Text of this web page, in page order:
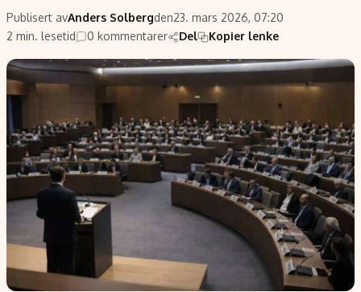
Forskning
Kunstig intelligens
BitCoin
EU-Kommisjonen
Grønt skifte
Personvernerklæring
Brukervilkår
Cookiepolicy
Retningslinjer for rettelser
Redaksjonell policy
Informasjon
Om oss
Publisert avAnders Solbergden23. mars 2026, 07:20
2 min. lesetid
0 kommentarer Del Kopier lenke